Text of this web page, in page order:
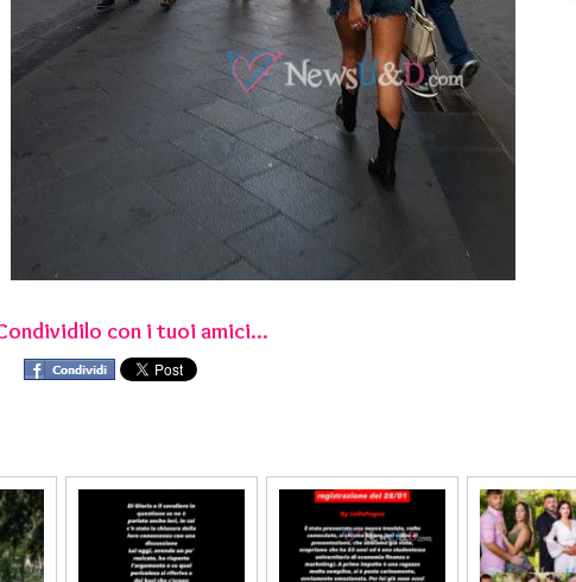
con i tuoi amici...